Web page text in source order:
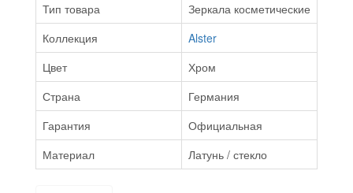
Тип товара
Зеркала косметические
Коллекция
Alster
Цвет
Хром
Страна
Германия
Гарантия
Официальная
Материал
Латунь / стекло